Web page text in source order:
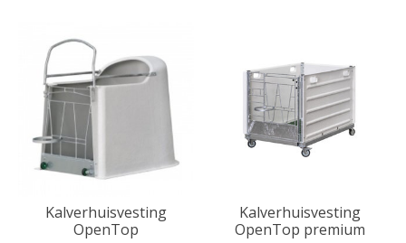
Kalverhuisvesting
OpenTop
Kalverhuisvesting
OpenTop premium